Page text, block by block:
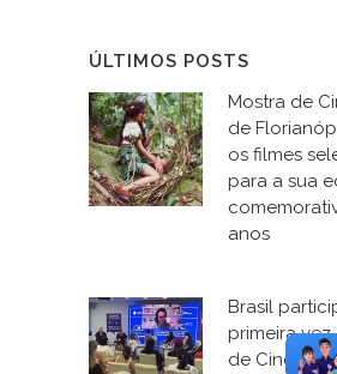
ÚLTIMOS POSTS
Mostra de
de
os filmes
para a sua
anos
Brasil
primeira
de Cinema